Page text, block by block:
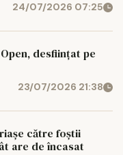
24/07/2026 07:25
desființat pe
23/07/2026 21:38
către foștii
are de încasat